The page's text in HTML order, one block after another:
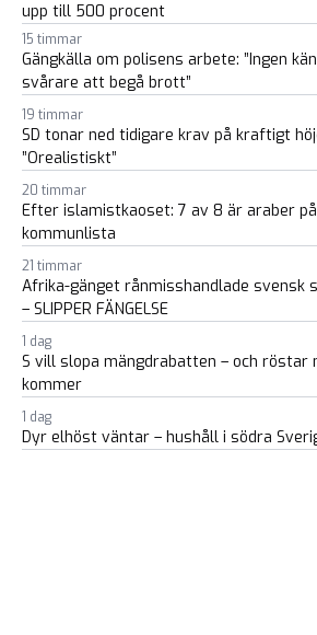
upp till 500 procent
15 timmar
Gängkälla om polisens arbete: ”Ingen
svårare att begå brott”
19 timmar
SD tonar ned tidigare krav på kraftigt
”Orealistiskt”
20 timmar
Efter islamistkaoset: 7 av 8 är araber
kommunlista
21 timmar
Afrika-gänget rånmisshandlade svensk
– SLIPPER FÄNGELSE
1 dag
S vill slopa mängdrabatten – och röstar
kommer
1 dag
Dyr elhöst väntar – hushåll i södra